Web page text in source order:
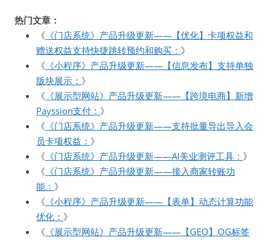
热门文章：
《 《门店系统》产品升级更新——【优化】卡项权益和
赠送权益支持快捷跳转预约和购买： 》
《 《小程序》产品升级更新——【信息发布】支持单独
版块展示： 》
《 《展示型网站》产品升级更新——【跨境电商】新增
Payssion支付： 》
《 《门店系统》产品升级更新——支持批量导出导入会
员卡项权益： 》
《 《门店系统》产品升级更新——AI美业测评工具： 》
《 《门店系统》产品升级更新——接入商家转账功
能： 》
《 《小程序》产品升级更新——【表单】动态计算功能
优化： 》
《 《展示型网站》产品升级更新——【GEO】OG标签